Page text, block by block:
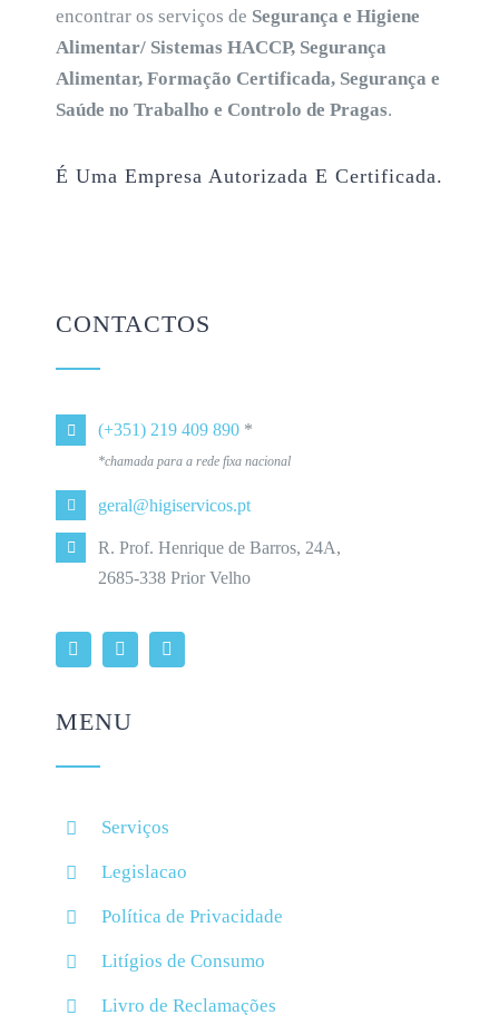
encontrar os serviços de Segurança e Higiene
Alimentar/ Sistemas HACCP, Segurança
Alimentar, Formação Certificada, Segurança e
Saúde no Trabalho e Controlo de Pragas.
É Uma Empresa Autorizada E Certificada.
CONTACTOS
(+351) 219 409 890 *
*chamada para a rede fixa nacional
geral@higiservicos.pt
R. Prof. Henrique de Barros, 24A,
2685-338 Prior Velho
MENU
Serviços
Legislacao
Política de Privacidade
Litígios de Consumo
Livro de Reclamações